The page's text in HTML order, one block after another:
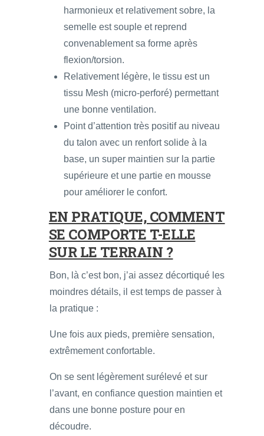
harmonieux et relativement sobre, la
semelle est souple et reprend
convenablement sa forme après
flexion/torsion.
Relativement légère, le tissu est un
tissu Mesh (micro-perforé) permettant
une bonne ventilation.
Point d’attention très positif au niveau
du talon avec un renfort solide à la
base, un super maintien sur la partie
supérieure et une partie en mousse
pour améliorer le confort.
EN PRATIQUE, COMMENT
SE COMPORTE T-ELLE
SUR LE TERRAIN ?
Bon, là c’est bon, j’ai assez décortiqué les
moindres détails, il est temps de passer à
la pratique :
Une fois aux pieds, première sensation,
extrêmement confortable.
On se sent légèrement surélevé et sur
l’avant, en confiance question maintien et
dans une bonne posture pour en
découdre.